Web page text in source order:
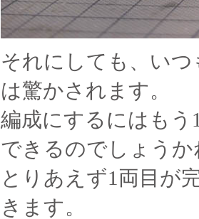
それにしても、い
は驚かされます。
編成にするにはも
できるのでしょうか
とりあえず1両目が
きます。